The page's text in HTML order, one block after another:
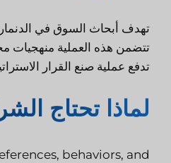
تهدف أبحاث السوق في
تتضمن هذه العملية منهجيات
تدفع عملية صنع القرار
لماذا تحتاج
behaviors, and